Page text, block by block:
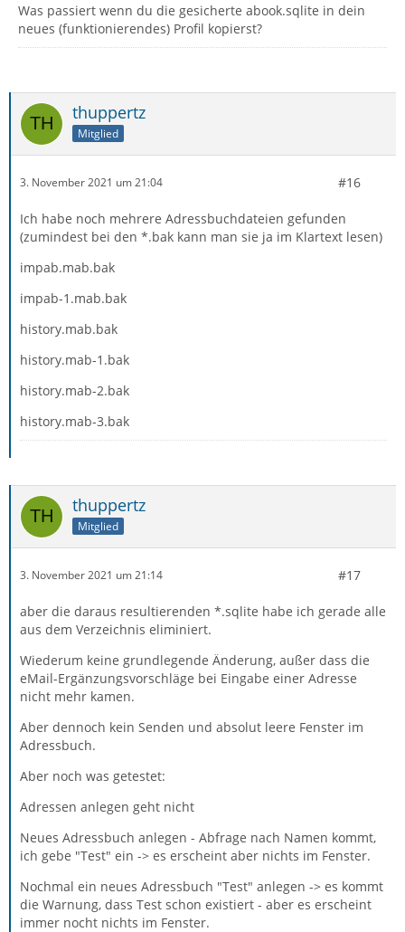
Was passiert wenn du die gesicherte abook.sqlite in dein
neues (funktionierendes) Profil kopierst?
thuppertz
Mitglied
3. November 2021 um 21:04 #16
Ich habe noch mehrere Adressbuchdateien gefunden
(zumindest bei den *.bak kann man sie ja im Klartext lesen)
impab.mab.bak
impab-1.mab.bak
history.mab.bak
history.mab-1.bak
history.mab-2.bak
history.mab-3.bak
thuppertz
Mitglied
3. November 2021 um 21:14 #17
aber die daraus resultierenden *.sqlite habe ich gerade alle
aus dem Verzeichnis eliminiert.
Wiederum keine grundlegende Änderung, außer dass die
eMail-Ergänzungsvorschläge bei Eingabe einer Adresse
nicht mehr kamen.
Aber dennoch kein Senden und absolut leere Fenster im
Adressbuch.
Aber noch was getestet:
Adressen anlegen geht nicht
Neues Adressbuch anlegen - Abfrage nach Namen kommt,
ich gebe "Test" ein -> es erscheint aber nichts im Fenster.
Nochmal ein neues Adressbuch "Test" anlegen -> es kommt
die Warnung, dass Test schon existiert - aber es erscheint
immer nocht nichts im Fenster.